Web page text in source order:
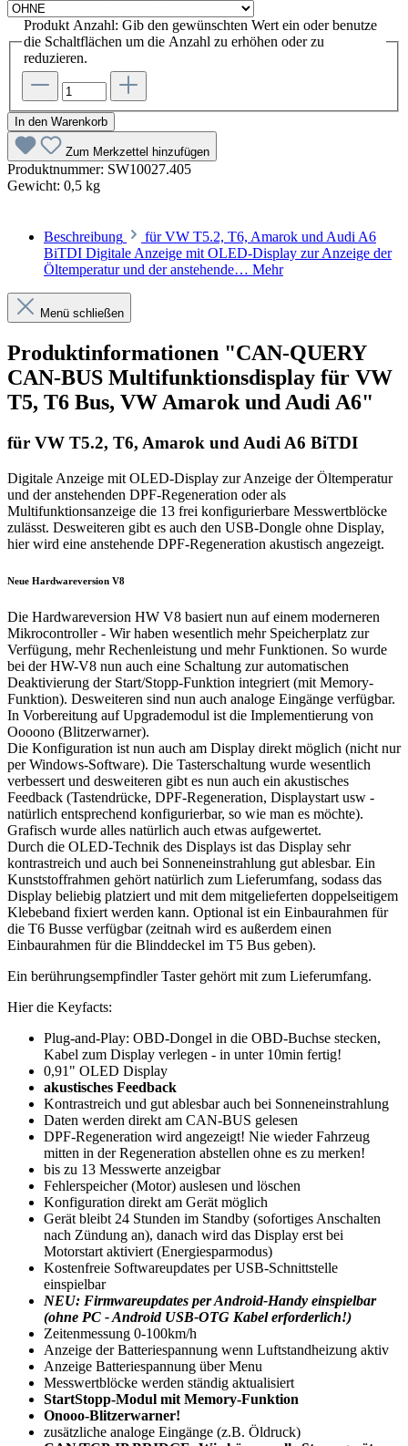
Produkt Anzahl: Gib den gewünschten Wert ein oder benutze
die Schaltflächen um die Anzahl zu erhöhen oder zu
reduzieren.
In den Warenkorb
Zum Merkzettel hinzufügen
Produktnummer: SW10027.405
Gewicht: 0,5 kg
Beschreibung
für VW T5.2, T6, Amarok und Audi A6
BiTDI Digitale Anzeige mit OLED-Display zur Anzeige der
Öltemperatur und der anstehende… Mehr
Menü schließen
Produktinformationen "CAN-QUERY
CAN-BUS Multifunktionsdisplay für VW
T5, T6 Bus, VW Amarok und Audi A6"
für VW T5.2, T6, Amarok und Audi A6 BiTDI
Digitale Anzeige mit OLED-Display zur Anzeige der Öltemperatur
und der anstehenden DPF-Regeneration oder als
Multifunktionsanzeige die 13 frei konfigurierbare Messwertblöcke
zulässt. Desweiteren gibt es auch den USB-Dongle ohne Display,
hier wird eine anstehende DPF-Regeneration akustisch angezeigt.
Neue Hardwareversion V8
Die Hardwareversion HW V8 basiert nun auf einem moderneren
Mikrocontroller - Wir haben wesentlich mehr Speicherplatz zur
Verfügung, mehr Rechenleistung und mehr Funktionen. So wurde
bei der HW-V8 nun auch eine Schaltung zur automatischen
Deaktivierung der Start/Stopp-Funktion integriert (mit Memory-
Funktion). Desweiteren sind nun auch analoge Eingänge verfügbar.
In Vorbereitung auf Upgrademodul ist die Implementierung von
Oooono (Blitzerwarner).
Die Konfiguration ist nun auch am Display direkt möglich (nicht nur
per Windows-Software). Die Tasterschaltung wurde wesentlich
verbessert und desweiteren gibt es nun auch ein akustisches
Feedback (Tastendrücke, DPF-Regeneration, Displaystart usw -
natürlich entsprechend konfigurierbar, so wie man es möchte).
Grafisch wurde alles natürlich auch etwas aufgewertet.
Durch die OLED-Technik des Displays ist das Display sehr
kontrastreich und auch bei Sonneneinstrahlung gut ablesbar. Ein
Kunststoffrahmen gehört natürlich zum Lieferumfang, sodass das
Display beliebig platziert und mit dem mitgelieferten doppelseitigem
Klebeband fixiert werden kann. Optional ist ein Einbaurahmen für
die T6 Busse verfügbar (zeitnah wird es außerdem einen
Einbaurahmen für die Blinddeckel im T5 Bus geben).
Ein berührungsempfindler Taster gehört mit zum Lieferumfang.
Hier die Keyfacts:
Plug-and-Play: OBD-Dongel in die OBD-Buchse stecken,
Kabel zum Display verlegen - in unter 10min fertig!
0,91" OLED Display
akustisches Feedback
Kontrastreich und gut ablesbar auch bei Sonneneinstrahlung
Daten werden direkt am CAN-BUS gelesen
DPF-Regeneration wird angezeigt! Nie wieder Fahrzeug
mitten in der Regeneration abstellen ohne es zu merken!
bis zu 13 Messwerte anzeigbar
Fehlerspeicher (Motor) auslesen und löschen
Konfiguration direkt am Gerät möglich
Gerät bleibt 24 Stunden im Standby (sofortiges Anschalten
nach Zündung an), danach wird das Display erst bei
Motorstart aktiviert (Energiesparmodus)
Kostenfreie Softwareupdates per USB-Schnittstelle
einspielbar
NEU: Firmwareupdates per Android-Handy einspielbar
(ohne PC - Android USB-OTG Kabel erforderlich!)
Zeitenmessung 0-100km/h
Anzeige der Batteriespannung wenn Luftstandheizung aktiv
Anzeige Batteriespannung über Menu
Messwertblöcke werden ständig aktualisiert
StartStopp-Modul mit Memory-Funktion
Onooo-Blitzerwarner!
zusätzliche analoge Eingänge (z.B. Öldruck)